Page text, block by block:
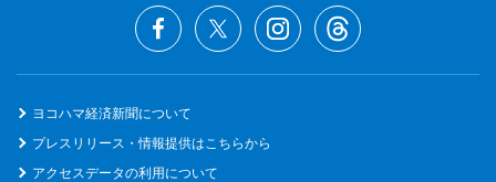
ヨコハマ経済新聞について
プレスリリース・情報提供はこちらから
アクセスデータの利用について